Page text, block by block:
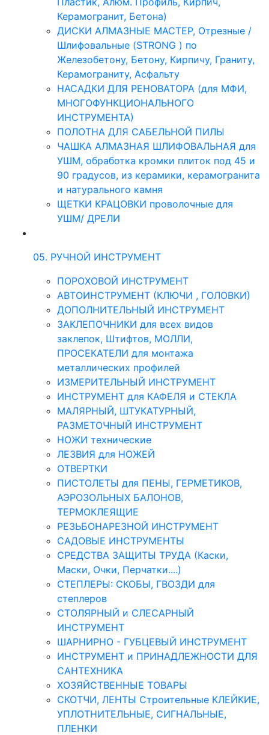
Керамогранит, Бетона)
ДИСКИ АЛМАЗНЫЕ МАСТЕР, Отрезные /
Шлифовальные (STRONG ) по
Железобетону, Бетону, Кирпичу, Граниту,
Керамограниту, Асфальту
НАСАДКИ ДЛЯ РЕНОВАТОРА (для МФИ,
МНОГОФУНКЦИОНАЛЬНОГО
ИНСТРУМЕНТА)
ПОЛОТНА ДЛЯ САБЕЛЬНОЙ ПИЛЫ
ЧАШКА АЛМАЗНАЯ ШЛИФОВАЛЬНАЯ для
УШМ, обработка кромки плиток под 45 и
90 градусов, из керамики, керамогранита
и натурального камня
ЩЕТКИ КРАЦОВКИ проволочные для
УШМ/ ДРЕЛИ
05. РУЧНОЙ ИНСТРУМЕНТ
ПОРОХОВОЙ ИНСТРУМЕНТ
АВТОИНСТРУМЕНТ (КЛЮЧИ , ГОЛОВКИ)
ДОПОЛНИТЕЛЬНЫЙ ИНСТРУМЕНТ
ЗАКЛЕПОЧНИКИ для всех видов
заклепок, Штифтов, МОЛЛИ,
ПРОСЕКАТЕЛИ для монтажа
металлических профилей
ИЗМЕРИТЕЛЬНЫЙ ИНСТРУМЕНТ
ИНСТРУМЕНТ для КАФЕЛЯ и СТЕКЛА
МАЛЯРНЫЙ, ШТУКАТУРНЫЙ,
РАЗМЕТОЧНЫЙ ИНСТРУМЕНТ
НОЖИ технические
ЛЕЗВИЯ для НОЖЕЙ
ОТВЕРТКИ
ПИСТОЛЕТЫ для ПЕНЫ, ГЕРМЕТИКОВ,
АЭРОЗОЛЬНЫХ БАЛОНОВ,
ТЕРМОКЛЕЯЩИЕ
РЕЗЬБОНАРЕЗНОЙ ИНСТРУМЕНТ
САДОВЫЕ ИНСТРУМЕНТЫ
СРЕДСТВА ЗАЩИТЫ ТРУДА (Каски,
Маски, Очки, Перчатки....)
СТЕПЛЕРЫ: СКОБЫ, ГВОЗДИ для
степлеров
СТОЛЯРНЫЙ и СЛЕСАРНЫЙ
ИНСТРУМЕНТ
ШАРНИРНО - ГУБЦЕВЫЙ ИНСТРУМЕНТ
ИНСТРУМЕНТ и ПРИНАДЛЕЖНОСТИ ДЛЯ
САНТЕХНИКА
ХОЗЯЙСТВЕННЫЕ ТОВАРЫ
СКОТЧИ, ЛЕНТЫ Строительные КЛЕЙКИЕ,
УПЛОТНИТЕЛЬНЫЕ, СИГНАЛЬНЫЕ,
ПЛЕНКИ